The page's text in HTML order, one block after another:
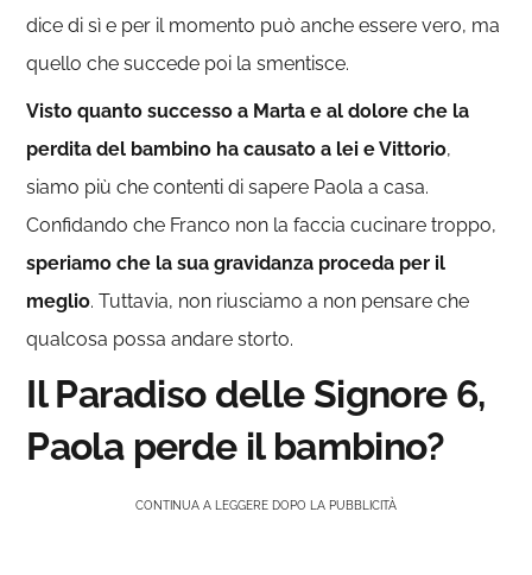
dice di sì e per il momento può anche essere vero, ma
quello che succede poi la smentisce.
Visto quanto successo a Marta e al dolore che la
perdita del bambino ha causato a lei e Vittorio,
siamo più che contenti di sapere Paola a casa.
Confidando che Franco non la faccia cucinare troppo,
speriamo che la sua gravidanza proceda per il
meglio. Tuttavia, non riusciamo a non pensare che
qualcosa possa andare storto.
Il Paradiso delle Signore 6,
Paola perde il bambino?
CONTINUA A LEGGERE DOPO LA PUBBLICITÀ